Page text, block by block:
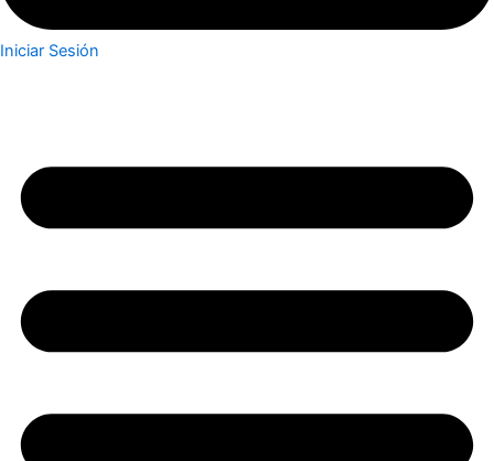
Iniciar Sesión